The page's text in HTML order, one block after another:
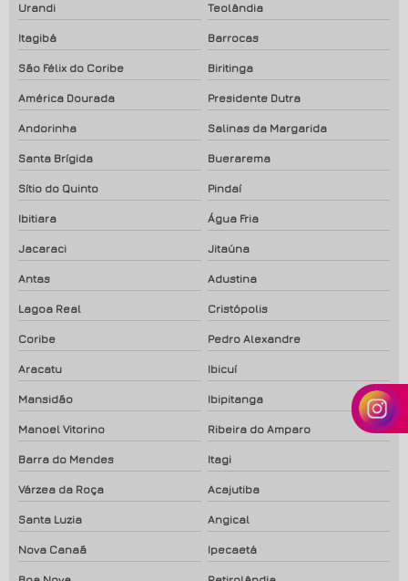
Urandi Teolândia
Itagibá Barrocas
São Félix do Coribe Biritinga
América Dourada Presidente Dutra
Andorinha Salinas da Margarida
Santa Brígida Buerarema
Sítio do Quinto Pindaí
Ibitiara Água Fria
Jacaraci Jitaúna
Antas Adustina
Lagoa Real Cristópolis
Coribe Pedro Alexandre
Aracatu Ibicuí
Mansidão Ibipitanga
Manoel Vitorino Ribeira do Amparo
Barra do Mendes Itagi
Várzea da Roça Acajutiba
Santa Luzia Angical
Nova Canaã Ipecaetá